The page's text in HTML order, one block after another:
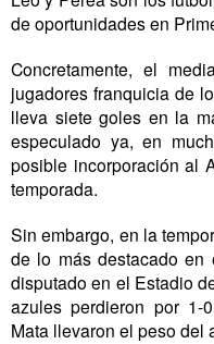
de oportunidades en
Concretamente, el
jugadores franquicia de
lleva siete goles en la
especulado ya, en
posible incorporación al
temporada.
Sin embargo, en la
de lo más destacado en
disputado en el Estadio
azules perdieron por 1-
Mata llevaron el peso del